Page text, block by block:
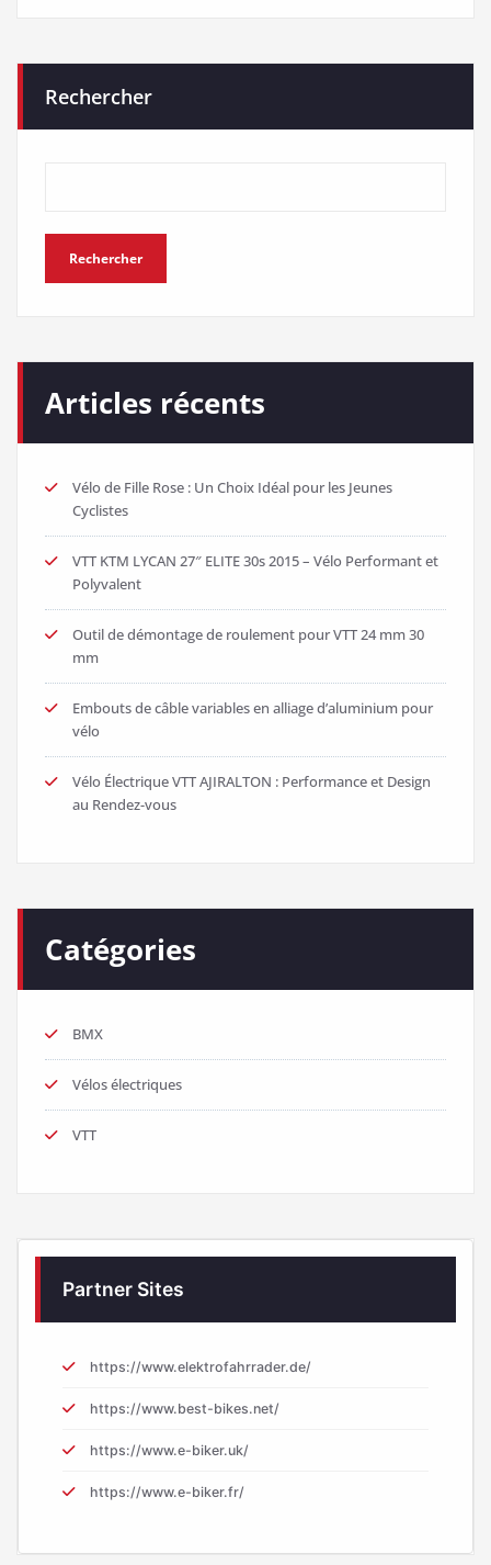
Rechercher
Rechercher
Articles récents
Vélo de Fille Rose : Un Choix Idéal pour les Jeunes
Cyclistes
VTT KTM LYCAN 27″ ELITE 30s 2015 – Vélo Performant et
Polyvalent
Outil de démontage de roulement pour VTT 24 mm 30
mm
Embouts de câble variables en alliage d’aluminium pour
vélo
Vélo Électrique VTT AJIRALTON : Performance et Design
au Rendez-vous
Catégories
BMX
Vélos électriques
VTT
Partner Sites
https://www.elektrofahrrader.de/
https://www.best-bikes.net/
https://www.e-biker.uk/
https://www.e-biker.fr/